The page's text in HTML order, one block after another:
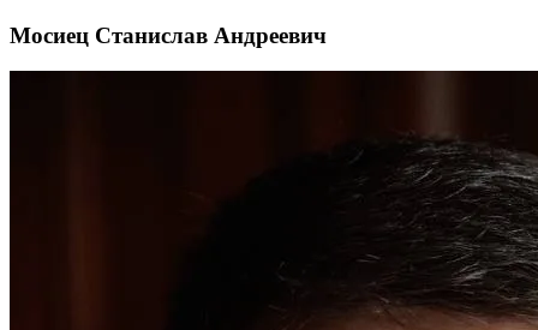
Мосиец Станислав Андреевич